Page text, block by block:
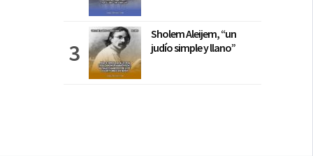
Sholem Aleijem, “un
judío simple y llano”